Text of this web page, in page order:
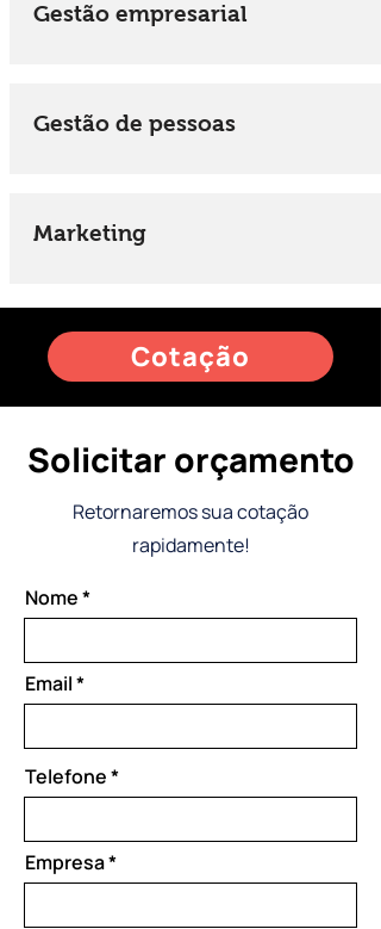
Gestão empresarial
Gestão de pessoas
Marketing
Cotação
Solicitar orçamento
Retornaremos sua cotação
rapidamente!
Nome
Email
Telefone
Empresa